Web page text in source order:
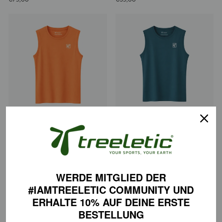
€59,00
Zurück1 2
WERDE MITGLIED DER
#IAMTREELETIC COMMUNITY UND
ERHALTE 10% AUF DEINE ERSTE
BESTELLUNG